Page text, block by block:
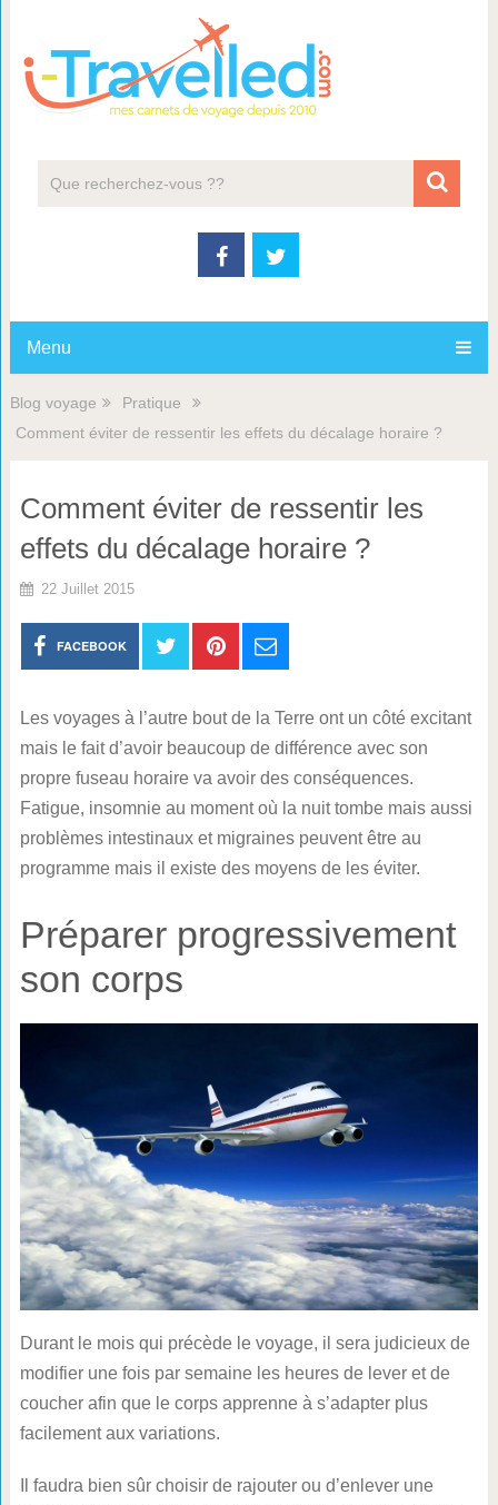
Menu
Blog voyage
Pratique
Comment éviter de ressentir les effets du décalage horaire ?
Comment éviter de ressentir les
effets du décalage horaire ?
22 Juillet 2015
FACEBOOK
Les voyages à l’autre bout de la Terre ont un côté excitant
mais le fait d’avoir beaucoup de différence avec son
propre fuseau horaire va avoir des conséquences.
Fatigue, insomnie au moment où la nuit tombe mais aussi
problèmes intestinaux et migraines peuvent être au
programme mais il existe des moyens de les éviter.
Préparer progressivement
son corps
Durant le mois qui précède le voyage, il sera judicieux de
modifier une fois par semaine les heures de lever et de
coucher afin que le corps apprenne à s’adapter plus
facilement aux variations.
Il faudra bien sûr choisir de rajouter ou d’enlever une